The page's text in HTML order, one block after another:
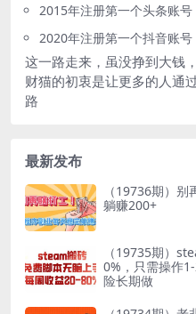
2015年注册第一个头条账
2020年注册第一个抖音账
这一路走来，虽没挣到大钱
财猫的初衷是让更多的人通
路
最新发布
（19736期）
躺赚200+
（19735期）
0%，只需操作
险长期做